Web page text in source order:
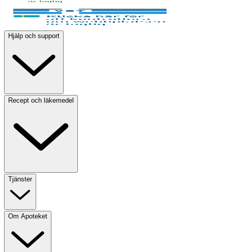
Hjälp och support
Recept och läkemedel
Tjänster
Om Apoteket